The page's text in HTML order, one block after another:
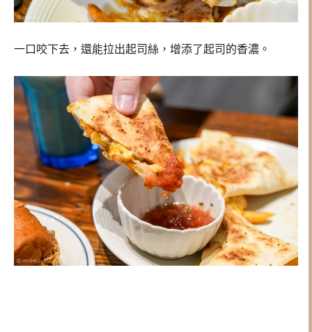
一口咬下去，還能拉出起司絲，增添了起司的香濃。